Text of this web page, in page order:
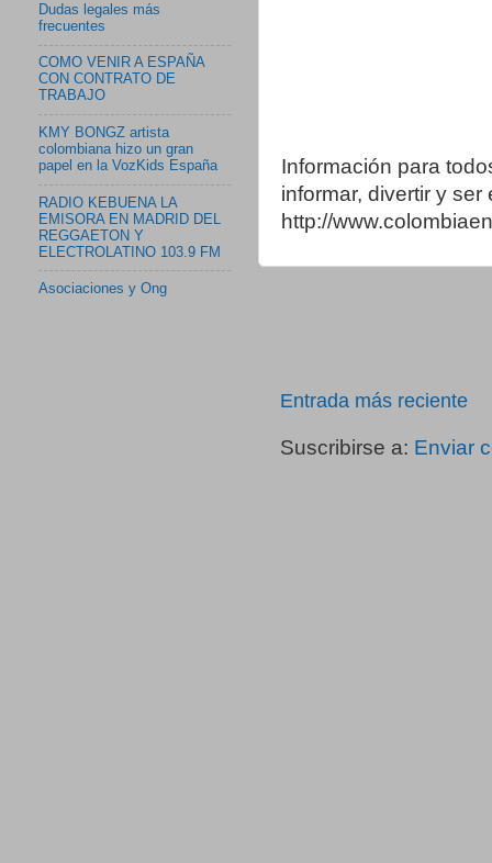
Información para
informar, divertir y
http://
Entrada más reciente
Suscribirse a: Enviar
Dudas legales más
frecuentes
COMO VENIR A ESPAÑA
CON CONTRATO DE
TRABAJO
KMY BONGZ artista
colombiana hizo un gran
papel en la VozKids España
RADIO KEBUENA LA
EMISORA EN MADRID DEL
REGGAETON Y
ELECTROLATINO 103.9 FM
Asociaciones y Ong